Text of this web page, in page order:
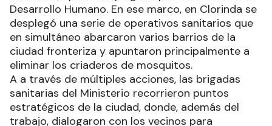
Desarrollo Humano. En ese marco, en Clorinda se
desplegó una serie de operativos sanitarios que
en simultáneo abarcaron varios barrios de la
ciudad fronteriza y apuntaron principalmente a
eliminar los criaderos de mosquitos.
A a través de múltiples acciones, las brigadas
sanitarias del Ministerio recorrieron puntos
estratégicos de la ciudad, donde, además del
trabajo, dialogaron con los vecinos para